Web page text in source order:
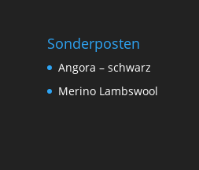
Sonderposten
Angora – schwarz
Merino Lambswool